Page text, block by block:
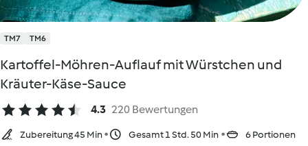
TM7 TM6
Kartoffel-Möhren-Auflauf mit Würstchen und
Kräuter-Käse-Sauce
4.3 220 Bewertungen
Zubereitung 45 Min Gesamt 1 Std. 50 Min 6 Portionen